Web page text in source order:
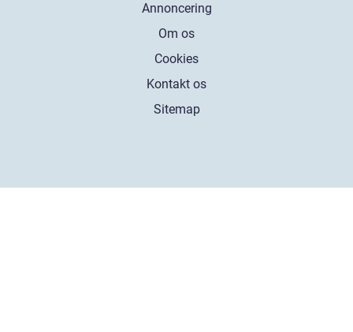
Annoncering
Om os
Cookies
Kontakt os
Sitemap